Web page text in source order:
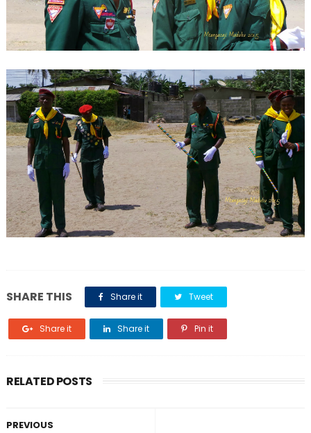
SHARE THIS Share it Tweet
Share it Share it Pin it
RELATED POSTS
PREVIOUS